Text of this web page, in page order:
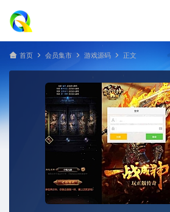
首页 会员集市 游戏源码 正文